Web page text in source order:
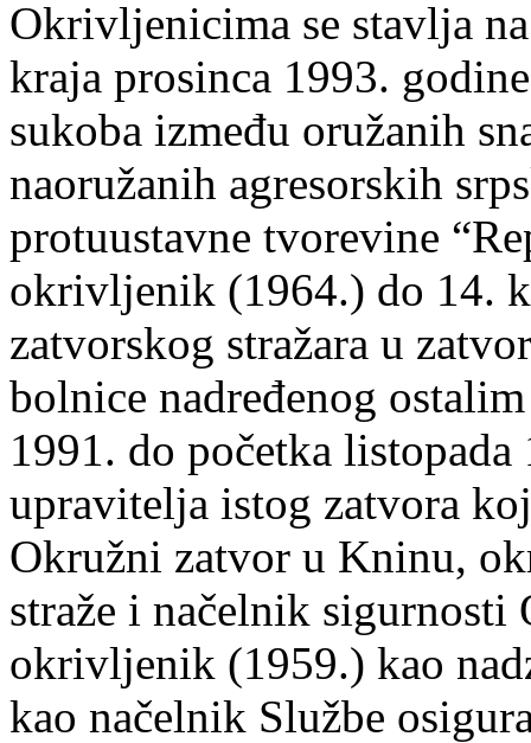
Okrivljenicima se stavlja
kraja prosinca 1993.
sukoba između oružanih
naoružanih agresorskih
protuustavne tvorevine
okrivljenik (1964.) do 14.
zatvorskog stražara u
bolnice nadređenog
1991. do početka
upravitelja istog zatvora
Okružni zatvor u Kninu,
straže i načelnik
okrivljenik (1959.) kao
kao načelnik Službe